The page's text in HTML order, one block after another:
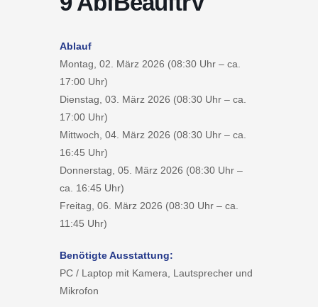
Ablauf
Montag, 02. März 2026 (08:30 Uhr – ca.
17:00 Uhr)
Dienstag, 03. März 2026 (08:30 Uhr – ca.
17:00 Uhr)
Mittwoch, 04. März 2026 (08:30 Uhr – ca.
16:45 Uhr)
Donnerstag, 05. März 2026 (08:30 Uhr –
ca. 16:45 Uhr)
Freitag, 06. März 2026 (08:30 Uhr – ca.
11:45 Uhr)
Benötigte Ausstattung:
PC / Laptop mit Kamera, Lautsprecher und
Mikrofon